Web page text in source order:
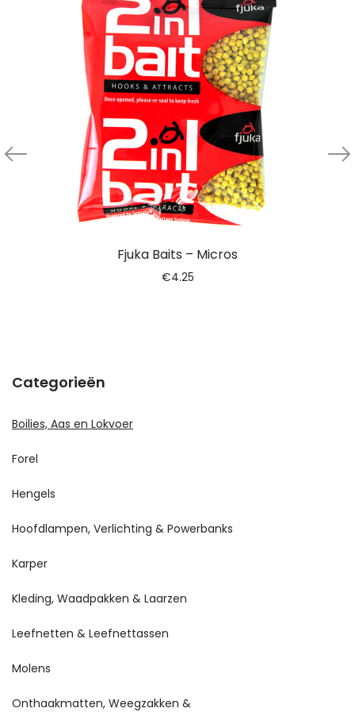
Fjuka Baits – Micros
€4.25
Categorieën
Boilies, Aas en Lokvoer
Forel
Hengels
Hoofdlampen, Verlichting & Powerbanks
Karper
Kleding, Waadpakken & Laarzen
Leefnetten & Leefnettassen
Molens
Onthaakmatten, Weegzakken &